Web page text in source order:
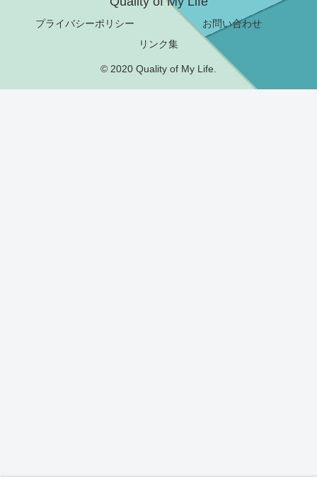
プライバシーポリシー
お問い合わせ
リンク集
© 2020 Quality of My Life.